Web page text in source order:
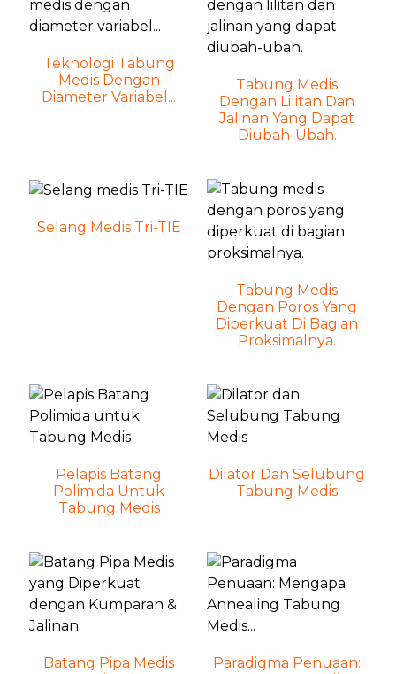
Teknologi Tabung
Medis Dengan
Diameter Variabel...
Tabung Medis
Dengan Lilitan Dan
Jalinan Yang Dapat
Diubah-Ubah.
Selang Medis Tri-TIE
Tabung Medis
Dengan Poros Yang
Diperkuat Di Bagian
Proksimalnya.
Pelapis Batang
Polimida Untuk
Tabung Medis
Dilator Dan Selubung
Tabung Medis
Batang Pipa Medis
Paradigma Penuaan: